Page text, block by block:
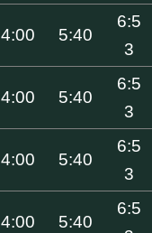
4:00 5:40
6:5
3
4:00 5:40
6:5
3
4:00 5:40
6:5
3
4:00 5:40
6:5